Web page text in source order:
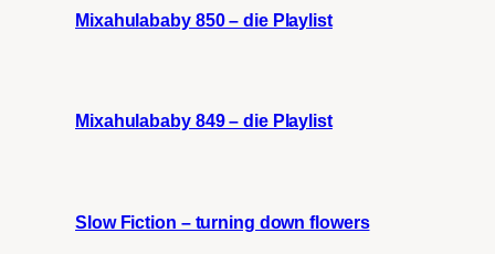
Mixahulababy 850 – die Playlist
Mixahulababy 849 – die Playlist
Slow Fiction – turning down flowers